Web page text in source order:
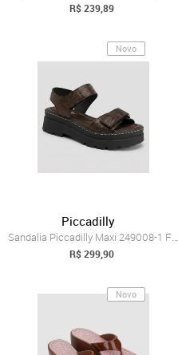
R$ 239,89
Novo
Piccadilly
Sandalia Piccadilly Maxi 249008-1 Femini...
R$ 299,90
Novo